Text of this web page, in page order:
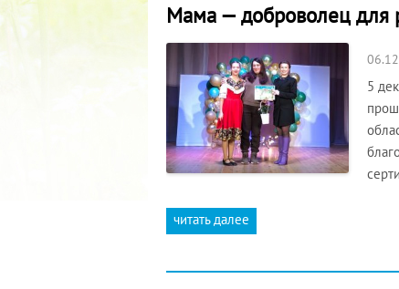
Мама — доброволец для
5
читать далее